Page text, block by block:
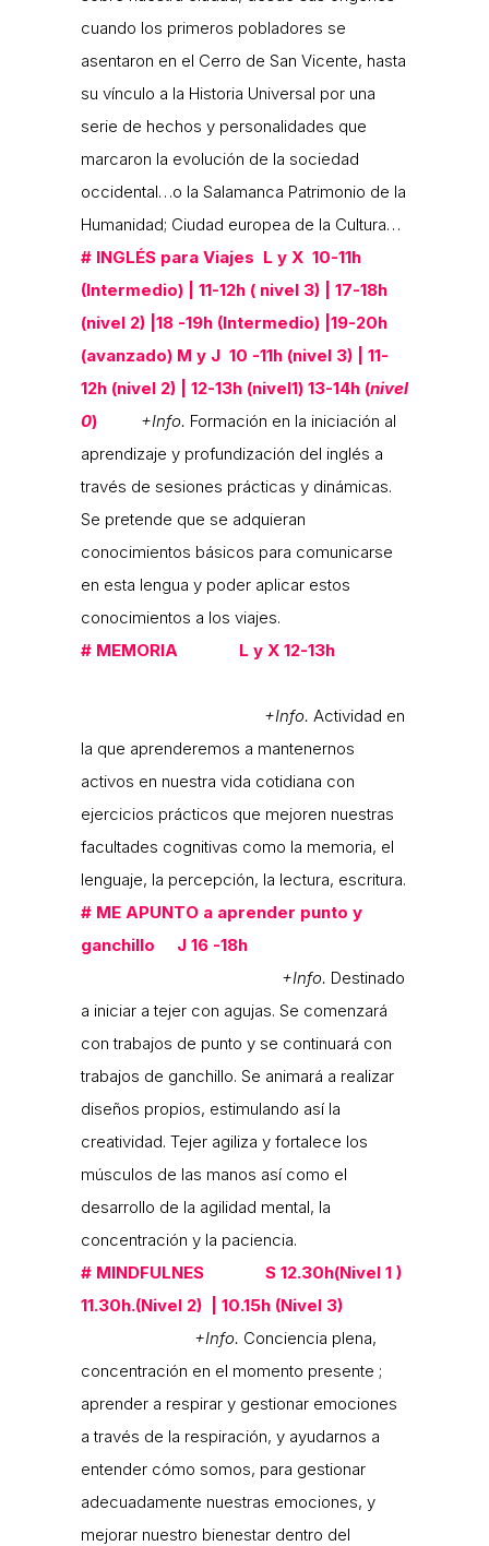
cuando los primeros pobladores se
asentaron en el Cerro de San Vicente, hasta
su vínculo a la Historia Universal por una
serie de hechos y personalidades que
marcaron la evolución de la sociedad
occidental…o la Salamanca Patrimonio de la
Humanidad; Ciudad europea de la Cultura…
# INGLÉS para Viajes L y X 10-11h
(Intermedio) | 11-12h ( nivel 3) | 17-18h
(nivel 2) |18 -19h (Intermedio) |19-20h
(avanzado) M y J 10 -11h (nivel 3) | 11-
12h (nivel 2) | 12-13h (nivel1) 13-14h (nivel
0) +Info. Formación en la iniciación al
aprendizaje y profundización del inglés a
través de sesiones prácticas y dinámicas.
Se pretende que se adquieran
conocimientos básicos para comunicarse
en esta lengua y poder aplicar estos
conocimientos a los viajes.
# MEMORIA L y X 12-13h
+Info. Actividad en
la que aprenderemos a mantenernos
activos en nuestra vida cotidiana con
ejercicios prácticos que mejoren nuestras
facultades cognitivas como la memoria, el
lenguaje, la percepción, la lectura, escritura.
# ME APUNTO a aprender punto y
ganchillo J 16 -18h
+Info. Destinado
a iniciar a tejer con agujas. Se comenzará
con trabajos de punto y se continuará con
trabajos de ganchillo. Se animará a realizar
diseños propios, estimulando así la
creatividad. Tejer agiliza y fortalece los
músculos de las manos así como el
desarrollo de la agilidad mental, la
concentración y la paciencia.
# MINDFULNES S 12.30h(Nivel 1 )
11.30h.(Nivel 2) | 10.15h (Nivel 3)
+Info. Conciencia plena,
concentración en el momento presente ;
aprender a respirar y gestionar emociones
a través de la respiración, y ayudarnos a
entender cómo somos, para gestionar
adecuadamente nuestras emociones, y
mejorar nuestro bienestar dentro del